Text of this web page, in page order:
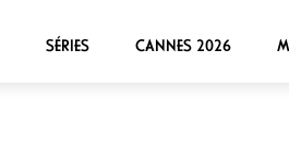
SÉRIES CANNES 2026